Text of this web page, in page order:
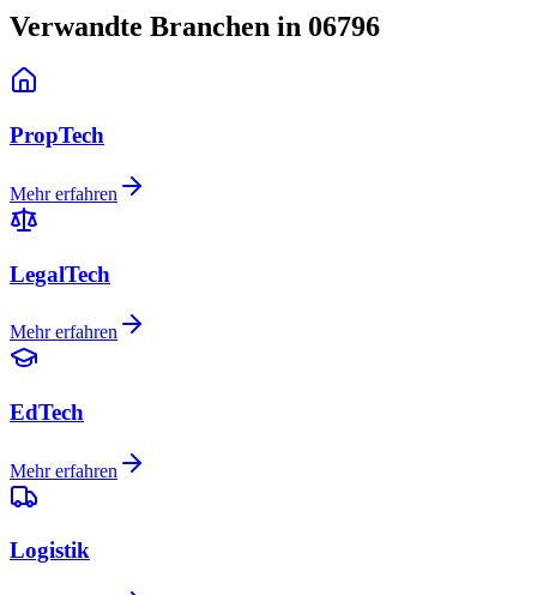
Verwandte Branchen in 06796
PropTech
Mehr erfahren
LegalTech
Mehr erfahren
EdTech
Mehr erfahren
Logistik